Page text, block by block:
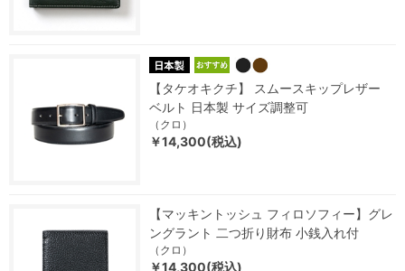
【タケオキクチ】 スムースキップレザー
ベルト 日本製 サイズ調整可
（クロ）
￥14,300(税込)
【マッキントッシュ フィロソフィー】グレ
ングラント 二つ折り財布 小銭入れ付
（クロ）
￥14,300(税込)